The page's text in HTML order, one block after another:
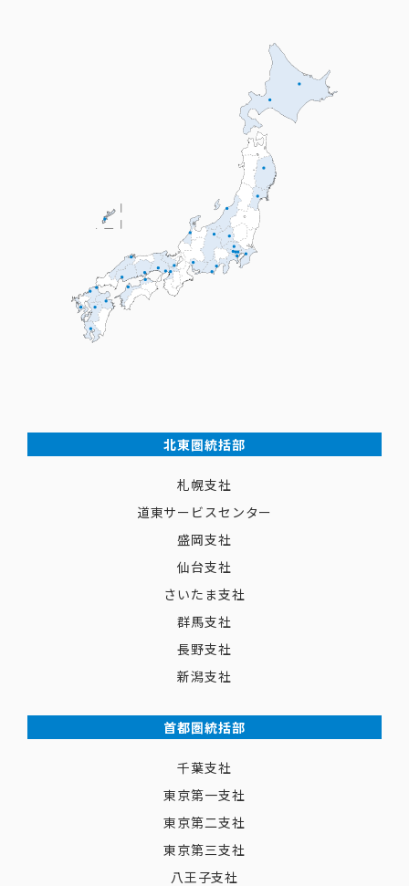
北東圏統括部
札幌支社
道東サービスセンター
盛岡支社
仙台支社
さいたま支社
群馬支社
長野支社
新潟支社
首都圏統括部
千葉支社
東京第一支社
東京第二支社
東京第三支社
八王子支社